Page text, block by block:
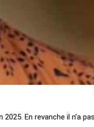
En revanche il n’a pas